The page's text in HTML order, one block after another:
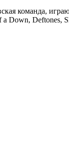
команда,
Down, Deftones,